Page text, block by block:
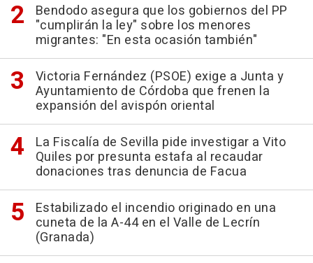
Bendodo asegura que los gobiernos del PP
"cumplirán la ley" sobre los menores
migrantes: "En esta ocasión también"
Victoria Fernández (PSOE) exige a Junta y
Ayuntamiento de Córdoba que frenen la
expansión del avispón oriental
La Fiscalía de Sevilla pide investigar a Vito
Quiles por presunta estafa al recaudar
donaciones tras denuncia de Facua
Estabilizado el incendio originado en una
cuneta de la A-44 en el Valle de Lecrín
(Granada)